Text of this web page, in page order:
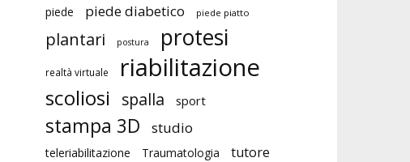
piede piede diabetico piede piatto
plantari postura protesi
realtà virtuale riabilitazione
scoliosi spalla sport
stampa 3D studio
teleriabilitazione Traumatologia tutore